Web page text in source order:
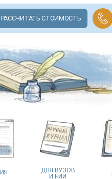
РАССЧИТАТЬ СТОИМОСТЬ
ДЛЯ ВУЗОВ
И НИИ